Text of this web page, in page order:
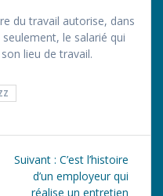
du travail autorise, dans
le salarié qui
lieu de travail.
Suivant : Article
suivant
:
C’est l’histoire
d’un employeur qui
réalise un entretien